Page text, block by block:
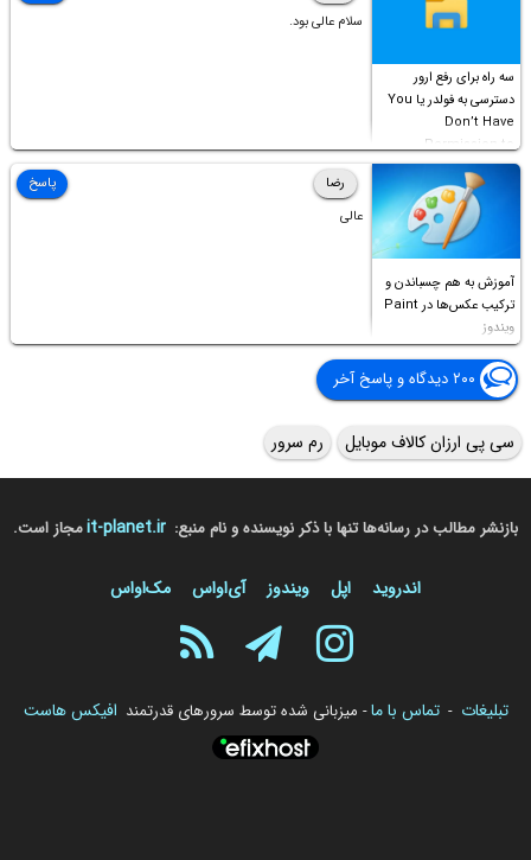
سه راه برای رفع ارور
دسترسی به فولدر یا You
Don’t Have
Permission to
Access this folder
سلام عالی بود.
آموزش به هم چسباندن و
ترکیب عکس‌ها در Paint
ویندوز
رضا
عالی
پاسخ
۲۰۰ دیدگاه و پاسخ آخر
سی پی ارزان کالاف موبایل رم سرور
بازنشر مطالب در رسانه‌ها تنها با ذکر نویسنده و نام منبع: it-planet.irمجاز است.
اندروید اپل ویندوز آی‌او‌اس مک‌او‌اس
تبلیغات - تماس با ما- میزبانی شده توسط سرورهای قدرتمند افیکس هاست